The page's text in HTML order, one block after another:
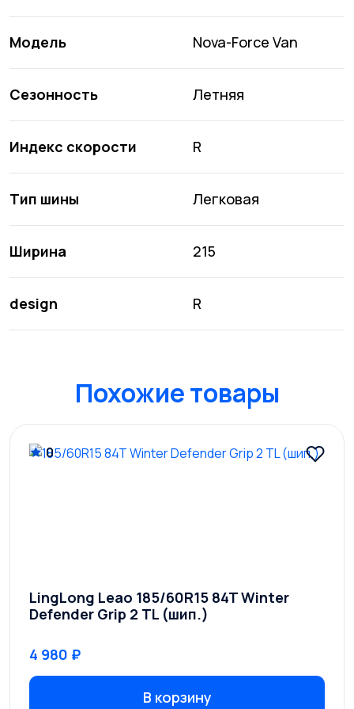
Модель Nova-Force Van
Сезонность Летняя
Индекс скорости R
Тип шины Легковая
Ширина 215
design R
Похожие товары
0
LingLong Leao 185/60R15 84T Winter
Defender Grip 2 TL (шип.)
4 980 ₽
В корзину